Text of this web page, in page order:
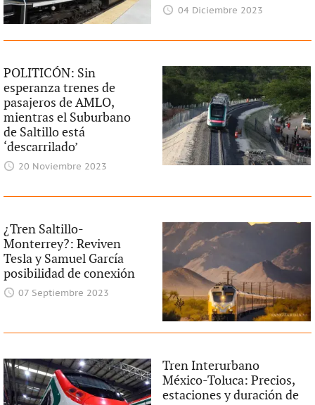
04 Diciembre 2023
POLITICÓN: Sin
esperanza trenes de
pasajeros de AMLO,
mientras el Suburbano
de Saltillo está
‘descarrilado’
20 Noviembre 2023
¿Tren Saltillo-
Monterrey?: Reviven
Tesla y Samuel García
posibilidad de conexión
07 Septiembre 2023
Tren Interurbano
México-Toluca: Precios,
estaciones y duración de